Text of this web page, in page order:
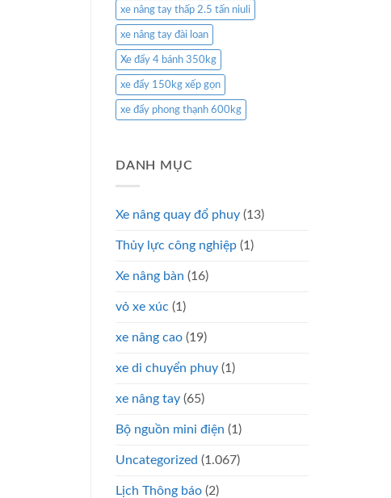
xe nâng tay thấp 2.5 tấn niuli
xe nâng tay đài loan
Xe đẩy 4 bánh 350kg
xe đẩy 150kg xếp gọn
xe đẩy phong thạnh 600kg
DANH MỤC
Xe nâng quay đổ phuy (13)
Thủy lực công nghiệp (1)
Xe nâng bàn (16)
vỏ xe xúc (1)
xe nâng cao (19)
xe di chuyển phuy (1)
xe nâng tay (65)
Bộ nguồn mini điện (1)
Uncategorized (1.067)
Lịch Thông báo (2)